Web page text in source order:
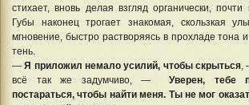
стихает, вновь делая взгляд органически, почти
Губы наконец трогает знакомая, скользкая
мгновение, быстро растворяясь в прохладе тона
тень.
—Я приложил немало усилий, чтобы скрыться,
всё так же задумчиво, —Уверен, тебе
постараться, чтобы найти меня. Ты не мог